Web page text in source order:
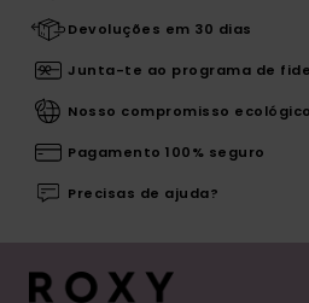
Devoluções em 30 dias
Junta-te ao programa de
Nosso compromisso ecológico
Pagamento 100% seguro
Precisas de ajuda?